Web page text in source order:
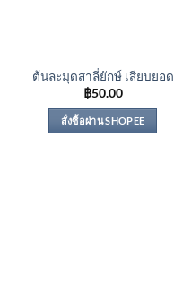
ต้นละมุดสาลี่ยักษ์ เสียบยอด
฿50.00
สั่งซื้อผ่าน SHOPEE